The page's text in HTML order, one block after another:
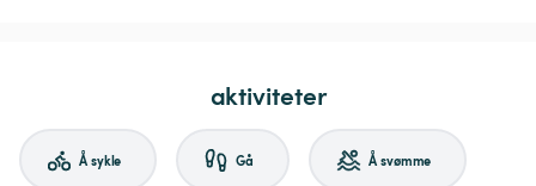
aktiviteter
Å sykle Gå Å svømme